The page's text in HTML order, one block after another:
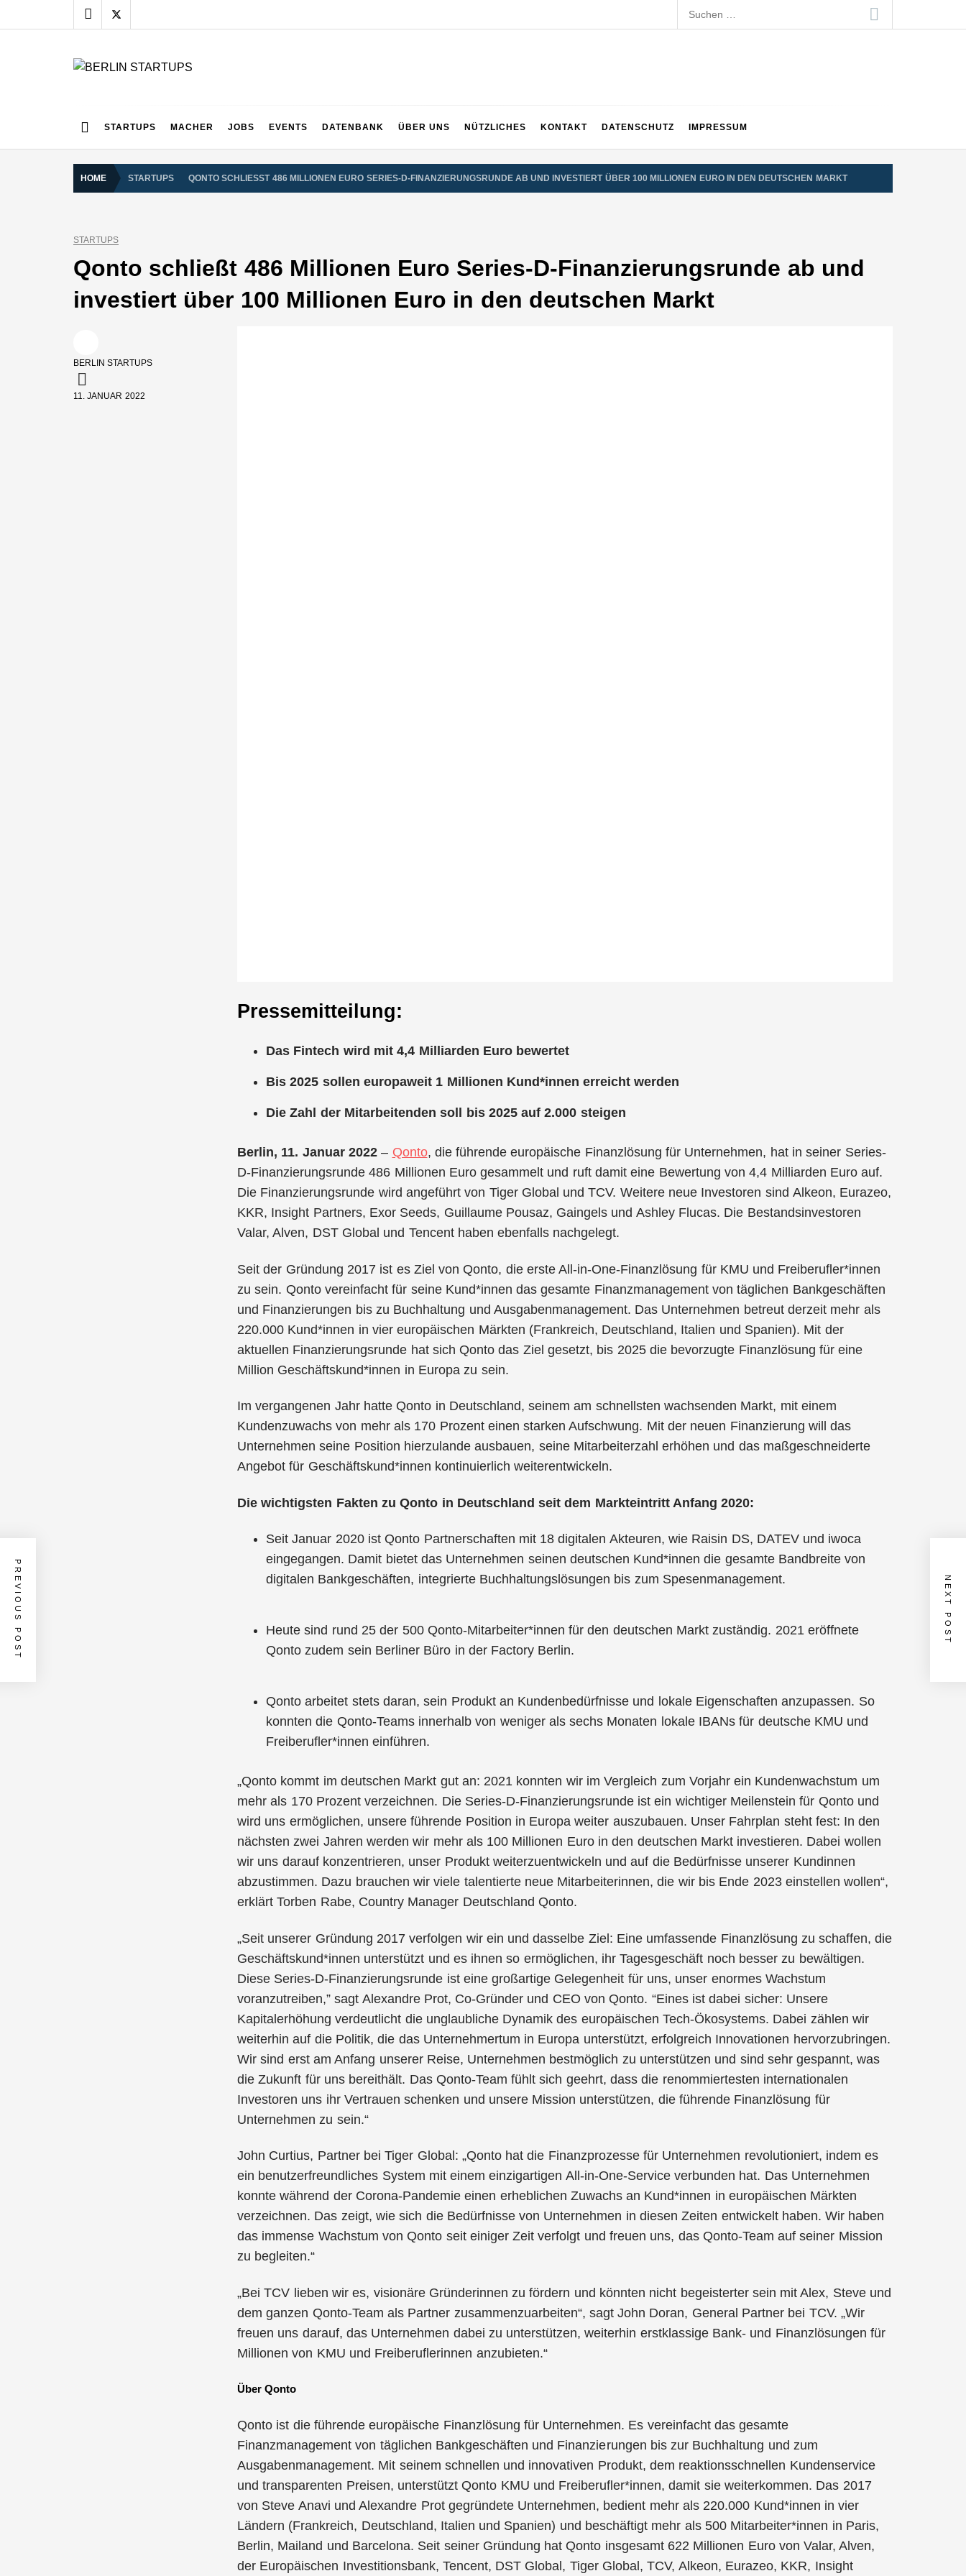
to
Suchen
nach:
STARTUPS MACHER JOBS EVENTS DATENBANK ÜBER UNS NÜTZLICHES KONTAKT DATENSCHUTZ IMPRESSUM
HOME STARTUPS QONTO SCHLIESST 486 MILLIONEN EURO SERIES-D-FINANZIERUNGSRUNDE AB UND INVESTIERT ÜBER 100 MILLIONEN EURO IN DEN DEUTSCHEN MARKT
STARTUPS
Qonto schließt 486 Millionen Euro Series-D-Finanzierungsrunde ab und
investiert über 100 Millionen Euro in den deutschen Markt
BERLIN STARTUPS
11. JANUAR 2022
Pressemitteilung:
Das Fintech wird mit 4,4 Milliarden Euro bewertet
Bis 2025 sollen europaweit 1 Millionen Kund*innen erreicht werden
Die Zahl der Mitarbeitenden soll bis 2025 auf 2.000 steigen
Berlin, 11. Januar 2022– Qonto, die führende europäische Finanzlösung für Unternehmen, hat in seiner Series-
D-Finanzierungsrunde 486 Millionen Euro gesammelt und ruft damit eine Bewertung von 4,4 Milliarden Euro auf.
Die Finanzierungsrunde wird angeführt von Tiger Global und TCV. Weitere neue Investoren sind Alkeon, Eurazeo,
KKR, Insight Partners, Exor Seeds, Guillaume Pousaz, Gaingels und Ashley Flucas. Die Bestandsinvestoren
Valar, Alven, DST Global und Tencent haben ebenfalls nachgelegt.
Seit der Gründung 2017 ist es Ziel von Qonto, die erste All-in-One-Finanzlösung für KMU und Freiberufler*innen
zu sein. Qonto vereinfacht für seine Kund*innen das gesamte Finanzmanagement von täglichen Bankgeschäften
und Finanzierungen bis zu Buchhaltung und Ausgabenmanagement. Das Unternehmen betreut derzeit mehr als
220.000 Kund*innen in vier europäischen Märkten (Frankreich, Deutschland, Italien und Spanien). Mit der
aktuellen Finanzierungsrunde hat sich Qonto das Ziel gesetzt, bis 2025 die bevorzugte Finanzlösung für eine
Million Geschäftskund*innen in Europa zu sein.
Im vergangenen Jahr hatte Qonto in Deutschland, seinem am schnellsten wachsenden Markt, mit einem
Kundenzuwachs von mehr als 170 Prozent einen starken Aufschwung. Mit der neuen Finanzierung will das
Unternehmen seine Position hierzulande ausbauen, seine Mitarbeiterzahl erhöhen und das maßgeschneiderte
Angebot für Geschäftskund*innen kontinuierlich weiterentwickeln.
Die wichtigsten Fakten zu Qonto in Deutschland seit dem Markteintritt Anfang 2020:
Seit Januar 2020 ist Qonto Partnerschaften mit 18 digitalen Akteuren, wie Raisin DS, DATEV und iwoca
eingegangen. Damit bietet das Unternehmen seinen deutschen Kund*innen die gesamte Bandbreite von
digitalen Bankgeschäften, integrierte Buchhaltungslösungen bis zum Spesenmanagement.
Heute sind rund 25 der 500 Qonto-Mitarbeiter*innen für den deutschen Markt zuständig. 2021 eröffnete
Qonto zudem sein Berliner Büro in der Factory Berlin.
Qonto arbeitet stets daran, sein Produkt an Kundenbedürfnisse und lokale Eigenschaften anzupassen. So
konnten die Qonto-Teams innerhalb von weniger als sechs Monaten lokale IBANs für deutsche KMU und
Freiberufler*innen einführen.
„Qonto kommt im deutschen Markt gut an: 2021 konnten wir im Vergleich zum Vorjahr ein Kundenwachstum um
mehr als 170 Prozent verzeichnen. Die Series-D-Finanzierungsrunde ist ein wichtiger Meilenstein für Qonto und
wird uns ermöglichen, unsere führende Position in Europa weiter auszubauen. Unser Fahrplan steht fest: In den
nächsten zwei Jahren werden wir mehr als 100 Millionen Euro in den deutschen Markt investieren. Dabei wollen
wir uns darauf konzentrieren, unser Produkt weiterzuentwickeln und auf die Bedürfnisse unserer Kundinnen
abzustimmen. Dazu brauchen wir viele talentierte neue Mitarbeiterinnen, die wir bis Ende 2023 einstellen wollen“,
erklärt Torben Rabe, Country Manager Deutschland Qonto.
„Seit unserer Gründung 2017 verfolgen wir ein und dasselbe Ziel: Eine umfassende Finanzlösung zu schaffen, die
Geschäftskund*innen unterstützt und es ihnen so ermöglichen, ihr Tagesgeschäft noch besser zu bewältigen.
Diese Series-D-Finanzierungsrunde ist eine großartige Gelegenheit für uns, unser enormes Wachstum
voranzutreiben,” sagt Alexandre Prot, Co-Gründer und CEO von Qonto. “Eines ist dabei sicher: Unsere
Kapitalerhöhung verdeutlicht die unglaubliche Dynamik des europäischen Tech-Ökosystems. Dabei zählen wir
weiterhin auf die Politik, die das Unternehmertum in Europa unterstützt, erfolgreich Innovationen hervorzubringen.
Wir sind erst am Anfang unserer Reise, Unternehmen bestmöglich zu unterstützen und sind sehr gespannt, was
die Zukunft für uns bereithält. Das Qonto-Team fühlt sich geehrt, dass die renommiertesten internationalen
Investoren uns ihr Vertrauen schenken und unsere Mission unterstützen, die führende Finanzlösung für
Unternehmen zu sein.“
John Curtius, Partner bei Tiger Global: „Qonto hat die Finanzprozesse für Unternehmen revolutioniert, indem es
ein benutzerfreundliches System mit einem einzigartigen All-in-One-Service verbunden hat. Das Unternehmen
konnte während der Corona-Pandemie einen erheblichen Zuwachs an Kund*innen in europäischen Märkten
verzeichnen. Das zeigt, wie sich die Bedürfnisse von Unternehmen in diesen Zeiten entwickelt haben. Wir haben
das immense Wachstum von Qonto seit einiger Zeit verfolgt und freuen uns, das Qonto-Team auf seiner Mission
zu begleiten.“
„Bei TCV lieben wir es, visionäre Gründerinnen zu fördern und könnten nicht begeisterter sein mit Alex, Steve und
dem ganzen Qonto-Team als Partner zusammenzuarbeiten“, sagt John Doran, General Partner bei TCV. „Wir
freuen uns darauf, das Unternehmen dabei zu unterstützen, weiterhin erstklassige Bank- und Finanzlösungen für
Millionen von KMU und Freiberuflerinnen anzubieten.“
Über Qonto
Qonto ist die führende europäische Finanzlösung für Unternehmen. Es vereinfacht das gesamte
Finanzmanagement von täglichen Bankgeschäften und Finanzierungen bis zur Buchhaltung und zum
Ausgabenmanagement. Mit seinem schnellen und innovativen Produkt, dem reaktionsschnellen Kundenservice
und transparenten Preisen, unterstützt Qonto KMU und Freiberufler*innen, damit sie weiterkommen. Das 2017
von Steve Anavi und Alexandre Prot gegründete Unternehmen, bedient mehr als 220.000 Kund*innen in vier
Ländern (Frankreich, Deutschland, Italien und Spanien) und beschäftigt mehr als 500 Mitarbeiter*innen in Paris,
Berlin, Mailand und Barcelona. Seit seiner Gründung hat Qonto insgesamt 622 Millionen Euro von Valar, Alven,
der Europäischen Investitionsbank, Tencent, DST Global, Tiger Global, TCV, Alkeon, Eurazeo, KKR, Insight
PREVIOUS POST NEXT POST